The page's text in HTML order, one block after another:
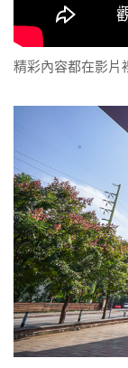
精彩內容都在影片